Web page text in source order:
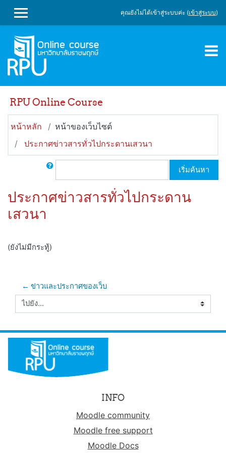
SIDE PANEL
คุณยังไม่ได้เข้าสู่ระบบค่ะ (เข้าสู่ระบบ)
RPU Online Course
หน้าหลัก
หน้าของเว็บไซต์
ประกาศข่าวสารทั่วไปกระดานเสวนา
ค้นหา เริ่มค้นหา
ประกาศข่าวสารทั่วไปกระดาน
เสวนา
(ยังไม่มีกระทู้)
← ข่าวและประกาศของเว็บ
ไปยัง...
INFO
Moodle community
Moodle free support
Moodle Docs